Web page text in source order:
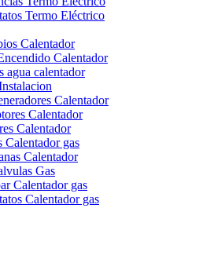
Termo Eléctrico
Calentador
Calentador
agua calentador
Calentador
Calentador
Calentador
Calentador gas
Calentador
Gas
Calentador gas
Calentador gas